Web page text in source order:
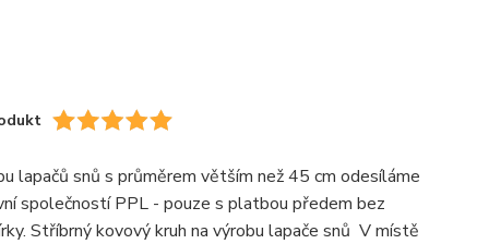
lapačů snů s průměrem větším než 45 cm odesíláme
společností PPL - pouze s platbou předem bez
Stříbrný kovový kruh na výrobu lapače snů V místě